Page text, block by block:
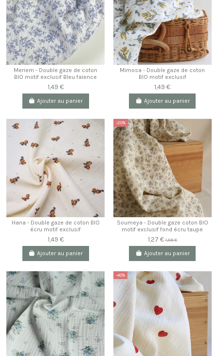
Meriem - Double gaze de coton
BIO motif exclusif Bleu faïence
1,49 €
Ajouter au panier
Mimosa - Double gaze de coton
BIO motif exclusif
1,49 €
Ajouter au panier
Hana - Double gaze de coton BIO
écru motif exclusif
1,49 €
Ajouter au panier
-20%
Soumeya - Double gaze coton BIO
motif exclusif fond écru taupe
1,27 €1,59 €
Ajouter au panier
-40%